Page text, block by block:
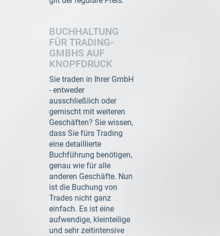
BUCHHALTUNG
FÜR TRADING-
GMBHS AUF
KNOPFDRUCK
Sie traden in Ihrer GmbH
- entweder
ausschließlich oder
gemischt mit weiteren
Geschäften? Sie wissen,
dass Sie fürs Trading
eine detaillierte
Buchführung benötigen,
genau wie für alle
anderen Geschäfte. Nun
ist die Buchung von
Trades nicht ganz
einfach. Es ist eine
aufwendige, kleinteilige
und sehr zeitintensive